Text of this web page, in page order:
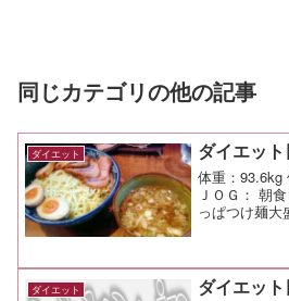
同じカテゴリの他の記事
ダイエット ダイエット
体重：93.6kg
ＪＯＧ： 朝
っぱつけ麺
ダイエット ダイエット